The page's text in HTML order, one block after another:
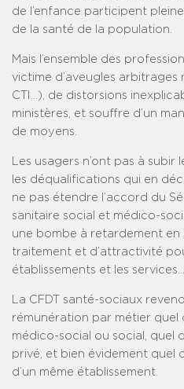
de l’enfance participent
de la santé de la population.
Mais l’ensemble des
victime d’aveugles arbitrages
CTI…), de distorsions
ministères, et souffre d’un
de moyens.
Les usagers n’ont pas à
les déqualifications qui en
ne pas étendre l’accord du
sanitaire social et médico-
une bombe à retardement en
traitement et d’attractivité
établissements et les
La CFDT santé-sociaux
rémunération par métier quel
médico-social ou social, quel
privé, et bien évidement quel
d’un même établissement.